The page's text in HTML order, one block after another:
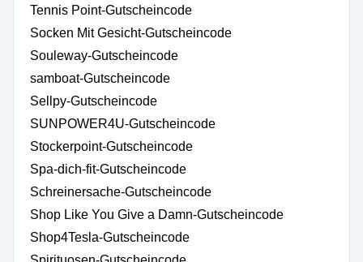
Tennis Point-Gutscheincode
Socken Mit Gesicht-Gutscheincode
Souleway-Gutscheincode
samboat-Gutscheincode
Sellpy-Gutscheincode
SUNPOWER4U-Gutscheincode
Stockerpoint-Gutscheincode
Spa-dich-fit-Gutscheincode
Schreinersache-Gutscheincode
Shop Like You Give a Damn-Gutscheincode
Shop4Tesla-Gutscheincode